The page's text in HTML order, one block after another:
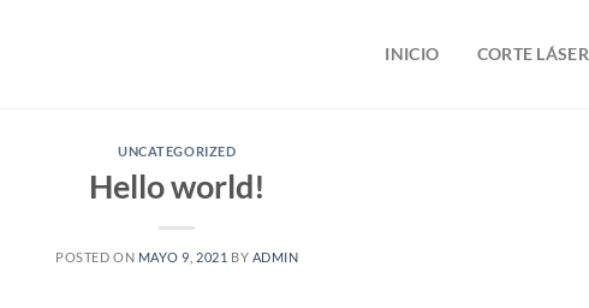
INICIO CORTE LÁSER
UNCATEGORIZED
Hello world!
POSTED ON MAYO 9, 2021 BY ADMIN